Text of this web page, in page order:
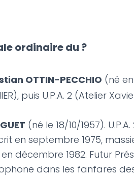
ordinaire du ?
OTTIN-PECCHIO (né
puis U.P.A. 2 (Atelier
(né le 18/10/1957). U.P.A.
en septembre 1975,
décembre 1982. Futur
dans les fanfares